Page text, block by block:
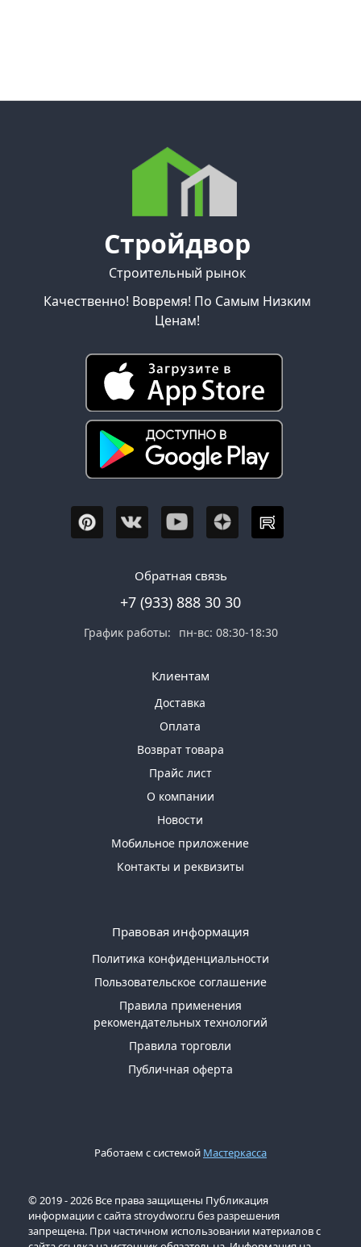
Стройдвор
Строительный рынок
Качественно! Вовремя! По Самым Низким
Ценам!
Обратная связь
+7 (933) 888 30 30
График работы: пн-вс: 08:30-18:30
Клиентам
Доставка
Оплата
Возврат товара
Прайс лист
О компании
Новости
Мобильное приложение
Контакты и реквизиты
Правовая информация
Политика конфиденциальности
Пользовательское соглашение
Правила применения
рекомендательных технологий
Правила торговли
Публичная оферта
Работаем с системой Мастеркасса
© 2019 - 2026 Все права защищены Публикация
информации с сайта stroydwor.ru без разрешения
запрещена. При частичном использовании материалов с